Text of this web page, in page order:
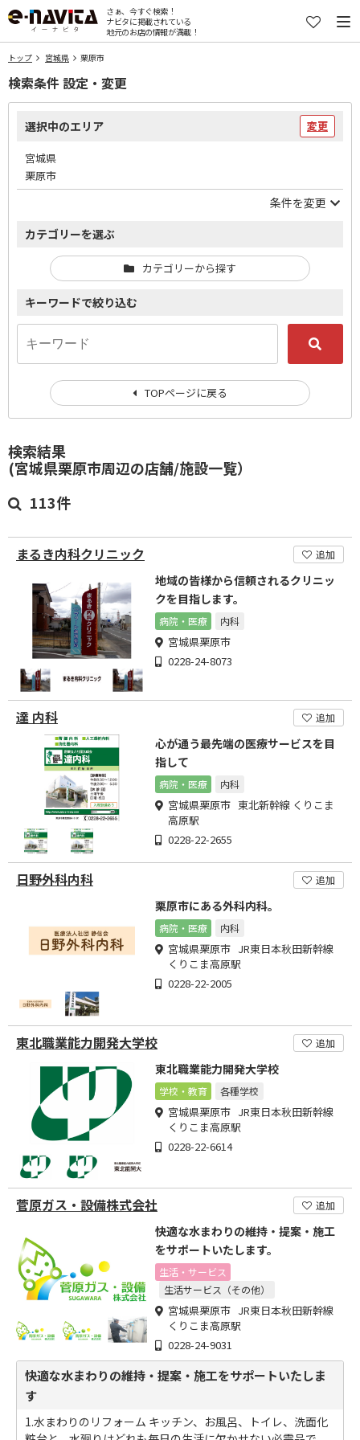
さぁ、今すぐ検索！
ナビタに掲載されている
地元のお店の情報が満載！
トップ 宮城県 栗原市
検索結果
(宮城県栗原市周辺の店舗/施設一覧）
113件
まるき内科クリニック 追加
地域の皆様から信頼されるクリニッ
クを目指します。
病院・医療 内科
宮城県栗原市
0228-24-8073
達 内科 追加
心が通う最先端の医療サービスを目
指して
病院・医療 内科
宮城県栗原市 東北新幹線 くりこま
高原駅
0228-22-2655
日野外科内科 追加
栗原市にある外科内科。
病院・医療 内科
宮城県栗原市 JR東日本秋田新幹線
くりこま高原駅
0228-22-2005
東北職業能力開発大学校 追加
東北職業能力開発大学校
学校・教育 各種学校
宮城県栗原市 JR東日本秋田新幹線
くりこま高原駅
0228-22-6614
菅原ガス・設備株式会社 追加
快適な水まわりの維持・提案・施工
をサポートいたします。
生活・サービス
生活サービス（その他）
宮城県栗原市 JR東日本秋田新幹線
くりこま高原駅
0228-24-9031
快適な水まわりの維持・提案・施工をサポートいたしま
す
1.水まわりのリフォーム キッチン、お風呂、トイレ、洗面化
検索条件 設定・変更
選択中のエリア 変更
宮城県
栗原市
条件を変更
カテゴリーを選ぶ
カテゴリーから探す
キーワードで絞り込む
TOPページに戻る